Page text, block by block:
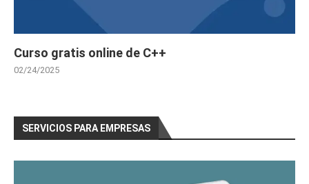
Curso gratis online de C++
02/24/2025
SERVICIOS PARA EMPRESAS